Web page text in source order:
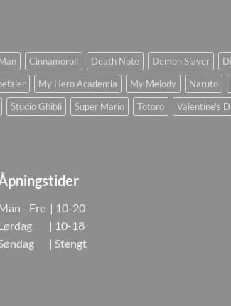
Cinnamoroll Death Note Demon Slayer
My Hero Academia My Melody Naruto
Studio Ghibli Super Mario Totoro Valentine's
- Fre | 10-20
| 10-18
| Stengt